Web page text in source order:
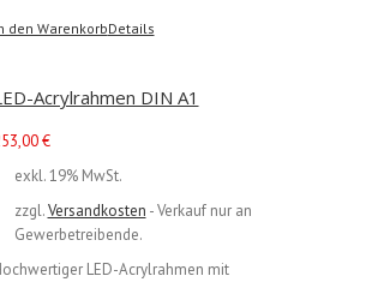
den WarenkorbDetails
Acrylrahmen DIN A1
€
exkl. 19% MwSt.
zzgl.Versandkosten - Verkauf nur an
Gewerbetreibende.
LED-Acrylrahmen mit